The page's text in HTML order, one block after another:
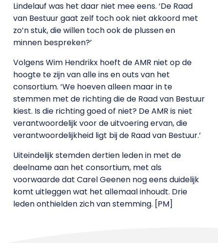
Lindelauf was het daar niet mee eens. ‘De Raad
van Bestuur gaat zelf toch ook niet akkoord met
zo’n stuk, die willen toch ook de plussen en
minnen bespreken?’
Volgens Wim Hendrikx hoeft de AMR niet op de
hoogte te zijn van alle ins en outs van het
consortium. ‘We hoeven alleen maar in te
stemmen met de richting die de Raad van Bestuur
kiest. Is die richting goed of niet? De AMR is niet
verantwoordelijk voor de uitvoering ervan, die
verantwoordelijkheid ligt bij de Raad van Bestuur.’
Uiteindelijk stemden dertien leden in met de
deelname aan het consortium, met als
voorwaarde dat Carel Geenen nog eens duidelijk
komt uitleggen wat het allemaal inhoudt. Drie
leden onthielden zich van stemming. [PM]